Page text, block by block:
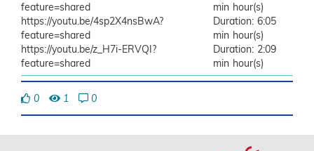
feature=shared
https://youtu.be/4sp2X4nsBwA?
feature=shared
https://youtu.be/z_H7i-ERVQI?
feature=shared
min
6:05
min
2:09
min
0 1 0